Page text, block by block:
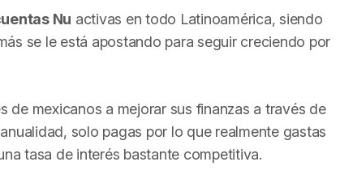
Nu activas en todo Latinoamérica, siendo
se le está apostando para seguir creciendo por
de mexicanos a mejorar sus finanzas a través de
solo pagas por lo que realmente gastas
tasa de interés bastante competitiva.